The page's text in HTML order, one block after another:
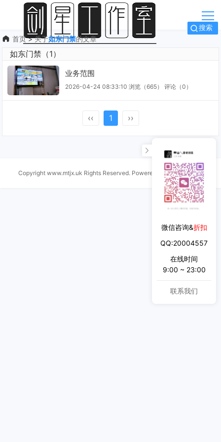
搜索
首页>关于如东门禁的文章
如东门禁（1）
业务范围
2026-04-24 08:33:10 浏览（665） 评论（0 ）
‹‹ 1 ››
微信咨询&折扣
QQ:20004557
在线时间
9:00 ~ 23:00
联系我们
Copyright www.mtjx.uk Rights Reserved. Powered by Z-BlogPHP